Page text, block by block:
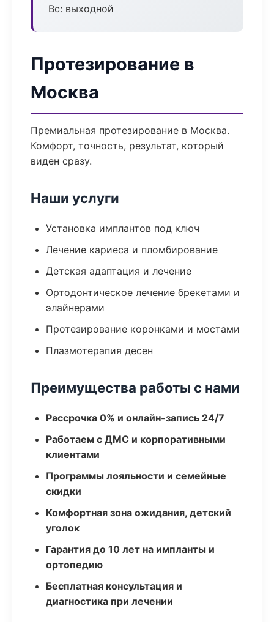
Вс: выходной
Протезирование в
Москва
Премиальная протезирование в Москва.
Комфорт, точность, результат, который
виден сразу.
Наши услуги
Установка имплантов под ключ
Лечение кариеса и пломбирование
Детская адаптация и лечение
Ортодонтическое лечение брекетами и
элайнерами
Протезирование коронками и мостами
Плазмотерапия десен
Преимущества работы с нами
Рассрочка 0% и онлайн-запись 24/7
Работаем с ДМС и корпоративными
клиентами
Программы лояльности и семейные
скидки
Комфортная зона ожидания, детский
уголок
Гарантия до 10 лет на импланты и
ортопедию
Бесплатная консультация и
диагностика при лечении